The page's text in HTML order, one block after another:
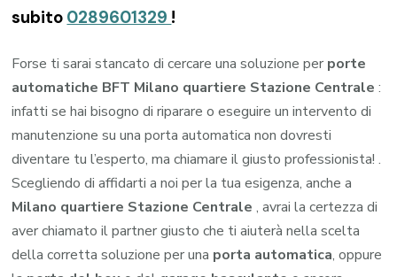
subito 0289601329 !
Forse ti sarai stancato di cercare una soluzione per porte
automatiche BFT Milano quartiere Stazione Centrale :
infatti se hai bisogno di riparare o eseguire un intervento di
manutenzione su una porta automatica non dovresti
diventare tu l’esperto, ma chiamare il giusto professionista! .
Scegliendo di affidarti a noi per la tua esigenza, anche a
Milano quartiere Stazione Centrale, avrai la certezza di
aver chiamato il partner giusto che ti aiuterà nella scelta
della corretta soluzione per una porta automatica, oppure